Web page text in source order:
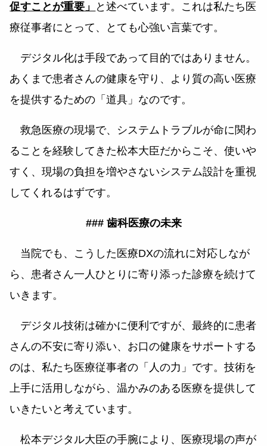
促すことが重要」
と述べています。これは私たち医
療従事者にとって、とても心強い言葉です。
デジタル化は手段であって目的ではありません。
あくまで患者さんの健康を守り、より質の高い医療
を提供するための「道具」なのです。
救急医療の現場で、システムトラブルが命に関わ
ることを経験してきた松本大臣だからこそ、使いや
すく、現場の負担を増やさないシステム設計を重視
してくれるはずです。
### 歯科医療の未来
当院でも、こうした医療DXの流れに対応しなが
ら、患者さん一人ひとりに寄り添った診療を続けて
いきます。
デジタル技術は確かに便利ですが、最終的に患者
さんの不安に寄り添い、お口の健康をサポートする
のは、私たち医療従事者の「人の力」です。技術を
上手に活用しながら、温かみのある医療を提供して
いきたいと考えています。
松本デジタル大臣の手腕により、医療現場の声が